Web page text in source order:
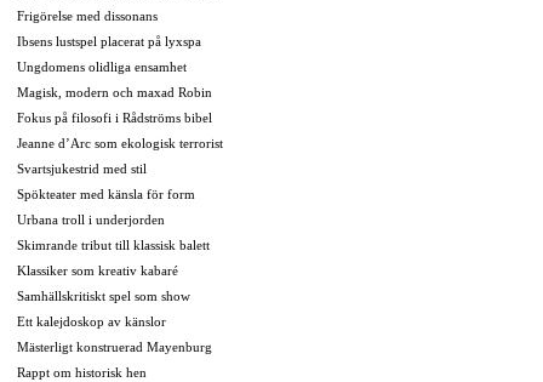
Frigörelse med dissonans
Ibsens lustspel placerat på lyxspa
Ungdomens olidliga ensamhet
Magisk, modern och maxad Robin
Fokus på filosofi i Rådströms bibel
Jeanne d’Arc som ekologisk terrorist
Svartsjukestrid med stil
Spökteater med känsla för form
Urbana troll i underjorden
Skimrande tribut till klassisk balett
Klassiker som kreativ kabaré
Samhällskritiskt spel som show
Ett kalejdoskop av känslor
Mästerligt konstruerad Mayenburg
Rappt om historisk hen